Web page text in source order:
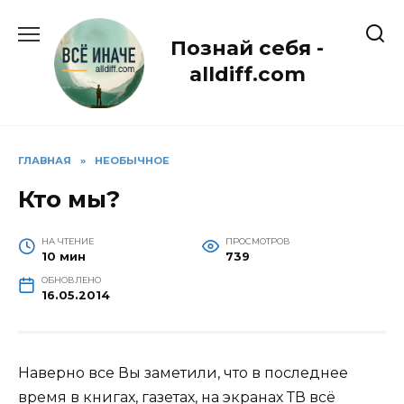
содержанию
Познай себя -
alldiff.com
ГЛАВНАЯ » НЕОБЫЧНОЕ
Кто мы?
НА ЧТЕНИЕ
10 мин
ПРОСМОТРОВ
739
ОБНОВЛЕНО
16.05.2014
Наверно все Вы заметили, что в последнее
время в книгах, газетах, на экранах ТВ всё